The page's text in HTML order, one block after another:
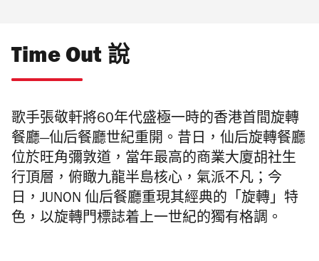
Time Out 說
歌手張敬軒將60年代盛極一時的香港首間旋轉
餐廳—仙后餐廳世紀重開。 昔日，仙后旋轉餐廳
位於旺角彌敦道，當年最高的商業大廈胡社生
行頂層，俯瞰九龍半島核心，氣派不凡；今
日，JUNON 仙后餐廳重現其經典的「旋轉」特
色，以旋轉門標誌着上一世紀的獨有格調。